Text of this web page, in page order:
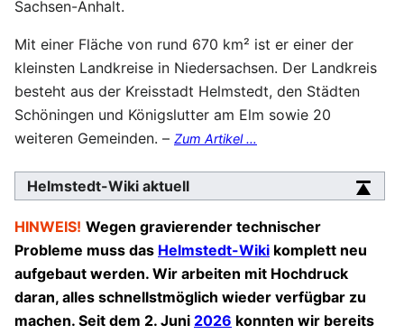
Sachsen-Anhalt.
Mit einer Fläche von rund 670 km² ist er einer der
kleinsten Landkreise in Niedersachsen. Der Landkreis
besteht aus der Kreisstadt Helmstedt, den Städten
Schöningen und Königslutter am Elm sowie 20
weiteren Gemeinden. – Zum Artikel …
Helmstedt-Wiki aktuell
HINWEIS! Wegen gravierender technischer
Probleme muss das Helmstedt-Wiki komplett neu
aufgebaut werden. Wir arbeiten mit Hochdruck
daran, alles schnellstmöglich wieder verfügbar zu
machen. Seit dem 2. Juni 2026 konnten wir bereits